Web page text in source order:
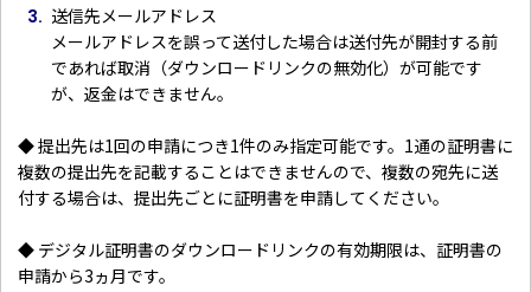
送信先メールアドレス
メールアドレスを誤って送付した場合は送付先が開封する前
であれば取消（ダウンロードリンクの無効化）が可能です
が、返金はできません。
◆ 提出先は1回の申請につき1件のみ指定可能です。1通の証明書に
複数の提出先を記載することはできませんので、複数の宛先に送
付する場合は、提出先ごとに証明書を申請してください。
◆ デジタル証明書のダウンロードリンクの有効期限は、証明書の
申請から3ヵ月です。